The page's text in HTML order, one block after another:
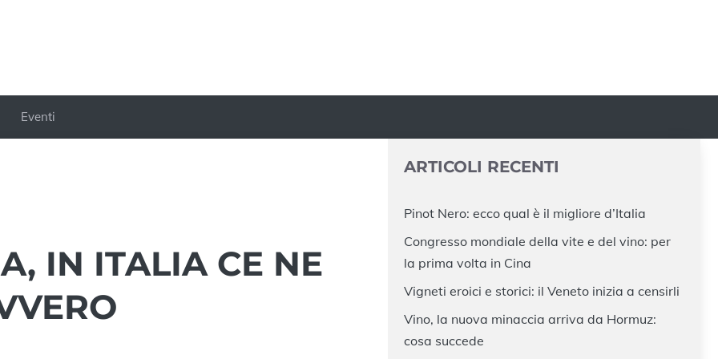
Eventi
IN ITALIA CE NE
ARTICOLI RECENTI
Pinot Nero: ecco qual è il migliore d’Italia
Congresso mondiale della vite e del vino: per
la prima volta in Cina
Vigneti eroici e storici: il Veneto inizia a censirli
Vino, la nuova minaccia arriva da Hormuz:
cosa succede